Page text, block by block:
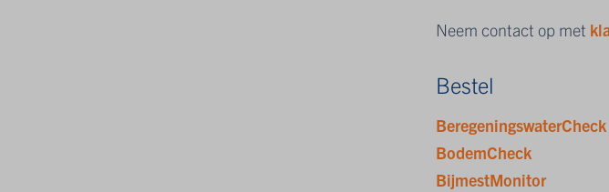
Neem contact op met
Bestel
BeregeningswaterCheck
BodemCheck
BijmestMonitor